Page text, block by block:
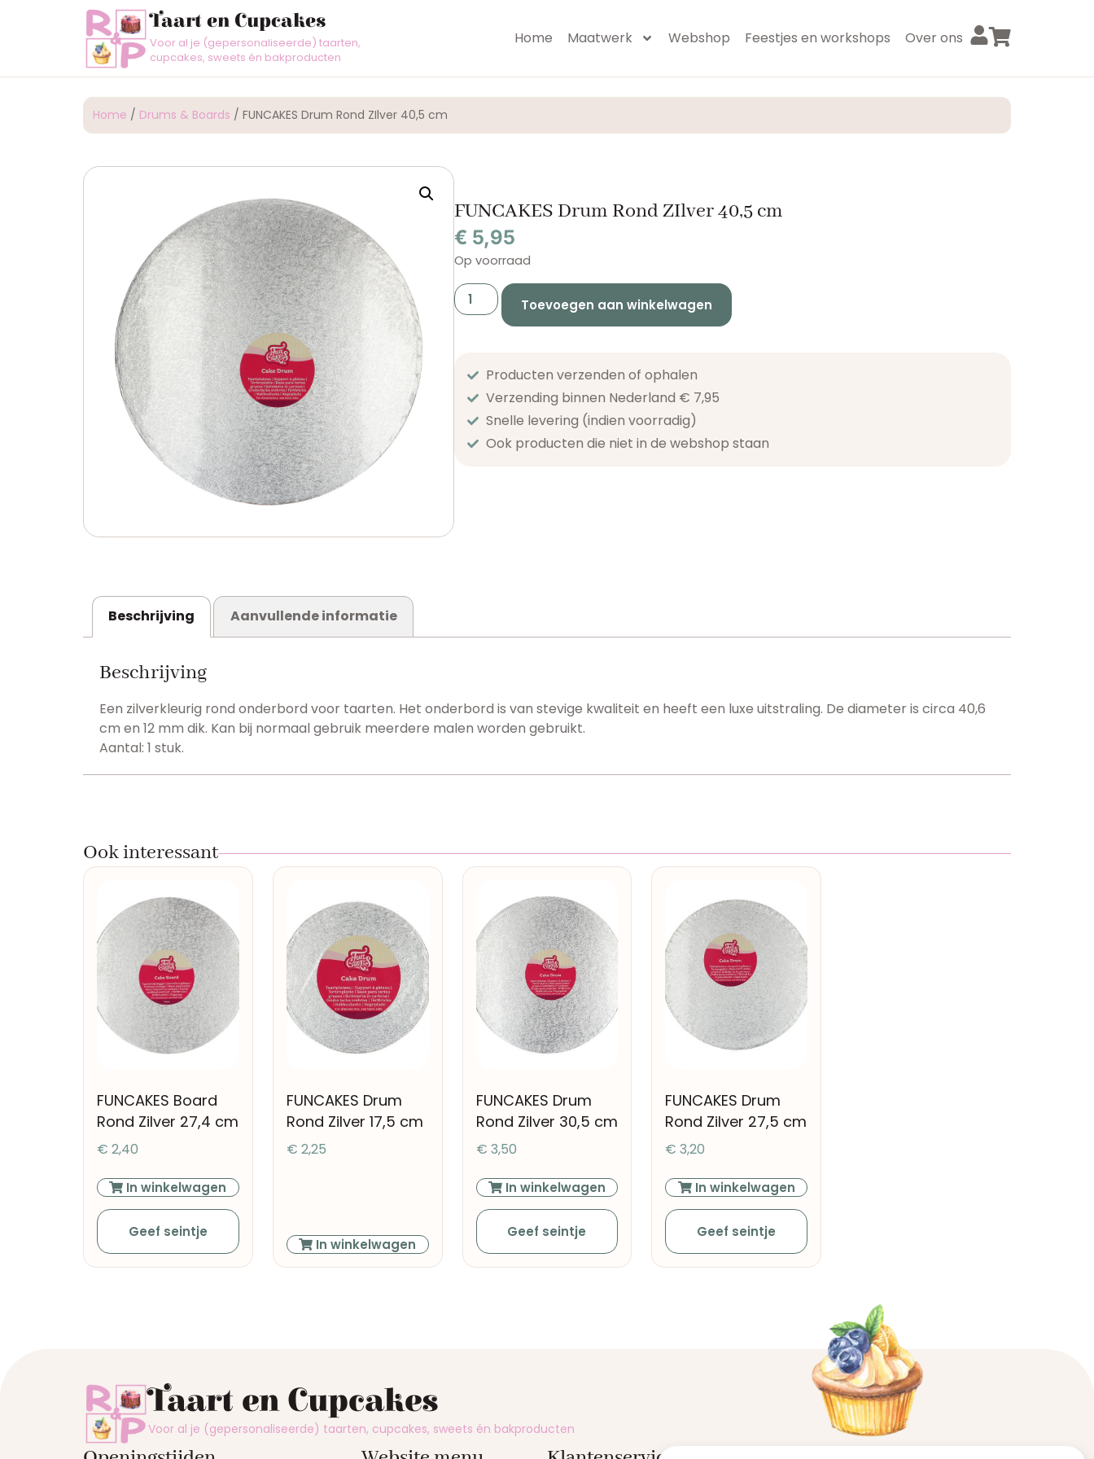
Taart en Cupcakes
Voor al je (gepersonaliseerde) taarten,
cupcakes, sweets én bakproducten
Home Maatwerk Webshop Feestjes en workshops Over ons
Home / Drums & Boards / FUNCAKES Drum Rond ZIlver 40,5 cm
FUNCAKES Drum Rond ZIlver 40,5 cm
€ 5,95
Op voorraad
Toevoegen aan winkelwagen
Producten verzenden of ophalen
Verzending binnen Nederland € 7,95
Snelle levering (indien voorradig)
Ook producten die niet in de webshop staan​
Beschrijving Aanvullende informatie
Beschrijving
Een zilverkleurig rond onderbord voor taarten. Het onderbord is van stevige kwaliteit en heeft een luxe uitstraling. De diameter is circa 40,6
cm en 12 mm dik. Kan bij normaal gebruik meerdere malen worden gebruikt.
Aantal: 1 stuk.
Ook interessant
FUNCAKES Board
Rond Zilver 27,4 cm
€ 2,40
In winkelwagen
Geef seintje
FUNCAKES Drum
Rond Zilver 17,5 cm
€ 2,25
In winkelwagen
FUNCAKES Drum
Rond Zilver 30,5 cm
€ 3,50
In winkelwagen
Geef seintje
FUNCAKES Drum
Rond Zilver 27,5 cm
€ 3,20
In winkelwagen
Geef seintje
Taart en Cupcakes
Voor al je (gepersonaliseerde) taarten, cupcakes, sweets én bakproducten